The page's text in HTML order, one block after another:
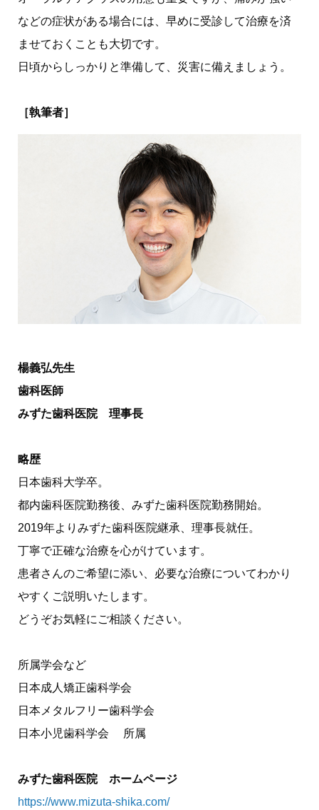
などの症状がある場合には、早めに受診して治療を済
ませておくことも大切です。
日頃からしっかりと準備して、災害に備えましょう。
［執筆者］
楊義弘先生
歯科医師
みずた歯科医院 理事長
略歴
日本歯科大学卒。
都内歯科医院勤務後、みずた歯科医院勤務開始。
2019年よりみずた歯科医院継承、理事長就任。
丁寧で正確な治療を心がけています。
患者さんのご希望に添い、必要な治療についてわかり
やすくご説明いたします。
どうぞお気軽にご相談ください。
所属学会など
日本成人矯正歯科学会
日本メタルフリー歯科学会
日本小児歯科学会 所属
みずた歯科医院 ホームページ
https://www.mizuta-shika.com/